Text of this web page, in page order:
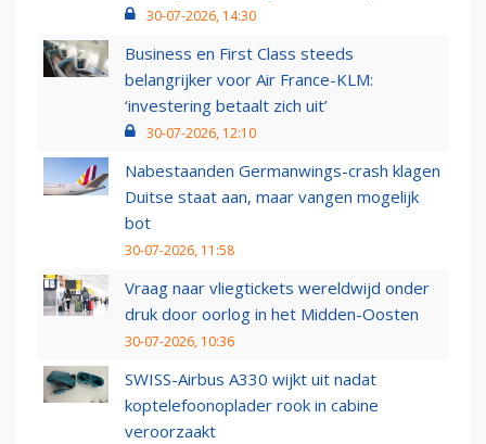
30-07-2026, 14:30
Business en First Class steeds
belangrijker voor Air France-KLM:
‘investering betaalt zich uit’
30-07-2026, 12:10
Nabestaanden Germanwings-crash klagen
Duitse staat aan, maar vangen mogelijk
bot
30-07-2026, 11:58
Vraag naar vliegtickets wereldwijd onder
druk door oorlog in het Midden-Oosten
30-07-2026, 10:36
SWISS-Airbus A330 wijkt uit nadat
koptelefoonoplader rook in cabine
veroorzaakt